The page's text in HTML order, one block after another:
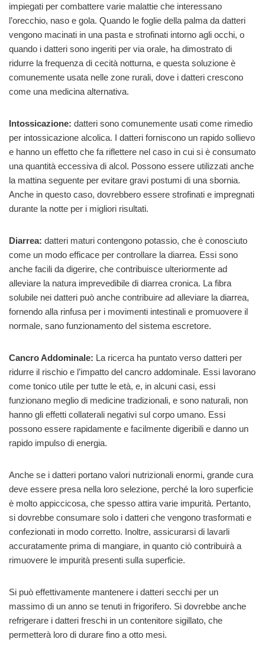
impiegati per combattere varie malattie che interessano
l’orecchio, naso e gola. Quando le foglie della palma da datteri
vengono macinati in una pasta e strofinati intorno agli occhi, o
quando i datteri sono ingeriti per via orale, ha dimostrato di
ridurre la frequenza di cecità notturna, e questa soluzione è
comunemente usata nelle zone rurali, dove i datteri crescono
come una medicina alternativa.
Intossicazione: datteri sono comunemente usati come rimedio
per intossicazione alcolica. I datteri forniscono un rapido sollievo
e hanno un effetto che fa riflettere nel caso in cui si è consumato
una quantità eccessiva di alcol. Possono essere utilizzati anche
la mattina seguente per evitare gravi postumi di una sbornia.
Anche in questo caso, dovrebbero essere strofinati e impregnati
durante la notte per i migliori risultati.
Diarrea: datteri maturi contengono potassio, che è conosciuto
come un modo efficace per controllare la diarrea. Essi sono
anche facili da digerire, che contribuisce ulteriormente ad
alleviare la natura imprevedibile di diarrea cronica. La fibra
solubile nei datteri può anche contribuire ad alleviare la diarrea,
fornendo alla rinfusa per i movimenti intestinali e promuovere il
normale, sano funzionamento del sistema escretore.
Cancro Addominale: La ricerca ha puntato verso datteri per
ridurre il rischio e l’impatto del cancro addominale. Essi lavorano
come tonico utile per tutte le età, e, in alcuni casi, essi
funzionano meglio di medicine tradizionali, e sono naturali, non
hanno gli effetti collaterali negativi sul corpo umano. Essi
possono essere rapidamente e facilmente digeribili e danno un
rapido impulso di energia.
Anche se i datteri portano valori nutrizionali enormi, grande cura
deve essere presa nella loro selezione, perché la loro superficie
è molto appiccicosa, che spesso attira varie impurità. Pertanto,
si dovrebbe consumare solo i datteri che vengono trasformati e
confezionati in modo corretto. Inoltre, assicurarsi di lavarli
accuratamente prima di mangiare, in quanto ciò contribuirà a
rimuovere le impurità presenti sulla superficie.
Si può effettivamente mantenere i datteri secchi per un
massimo di un anno se tenuti in frigorifero. Si dovrebbe anche
refrigerare i datteri freschi in un contenitore sigillato, che
permetterà loro di durare fino a otto mesi.